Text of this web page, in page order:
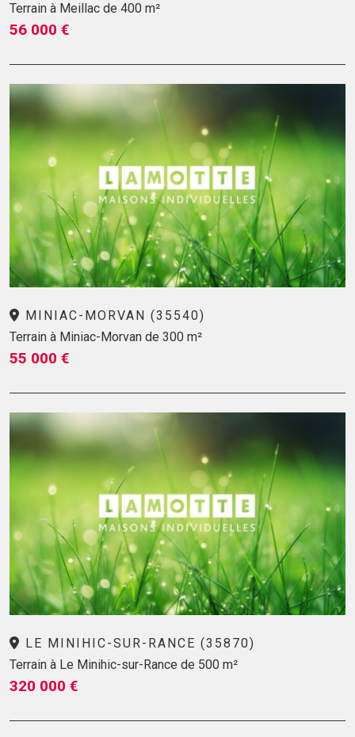
Terrain à Meillac de 400 m²
56 000 €
MINIAC-MORVAN (35540)
Terrain à Miniac-Morvan de 300 m²
55 000 €
LE MINIHIC-SUR-RANCE (35870)
Terrain à Le Minihic-sur-Rance de 500 m²
320 000 €